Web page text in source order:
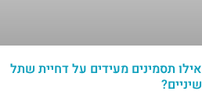
אילו תסמינים מעידים על דחיית שתל
שיניים?